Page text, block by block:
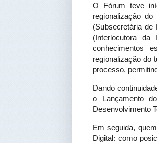
O Fórum teve
regionalização
(Subsecretária
(Interlocutora
conhecimentos
regionalização do
processo,
Dando
o Lançamento
Desenvolvimento
Em seguida,
Digital: como